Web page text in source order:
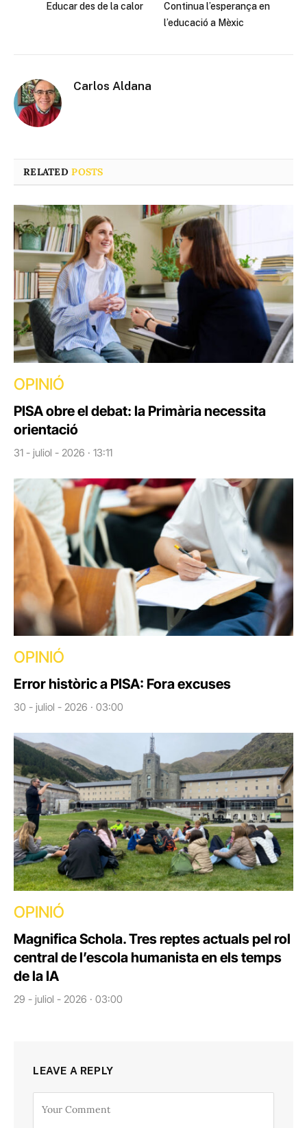
Educar des de la calor
Continua l’esperança en
l’educació a Mèxic
Carlos Aldana
RELATEDPOSTS
OPINIÓ
PISA obre el debat: la Primària necessita
orientació
31 - juliol - 2026 · 13:11
OPINIÓ
Error històric a PISA: Fora excuses
30 - juliol - 2026 · 03:00
OPINIÓ
Magnifica Schola. Tres reptes actuals pel rol
central de l’escola humanista en els temps
de la IA
29 - juliol - 2026 · 03:00
LEAVE A REPLY